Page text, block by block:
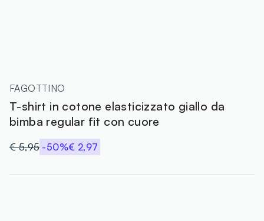
FAGOTTINO
T-shirt in cotone elasticizzato giallo da
bimba regular fit con cuore
€ 5,95 -50%€ 2,97